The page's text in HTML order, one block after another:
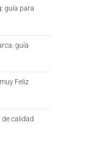
guía para
guía
Feliz
de calidad